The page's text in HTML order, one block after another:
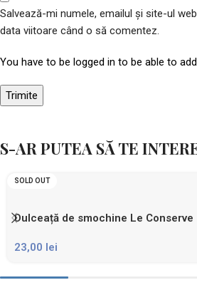
Salvează-mi numele, emailul și site-ul
data viitoare când o să comentez.
You have to be logged in to be able to
S-AR PUTEA SĂ TE
SOLD OUT
Dulceață de smochine Le Conserve
23,00 lei